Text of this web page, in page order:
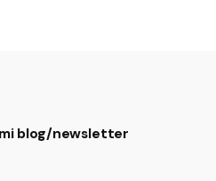
blog/newsletter